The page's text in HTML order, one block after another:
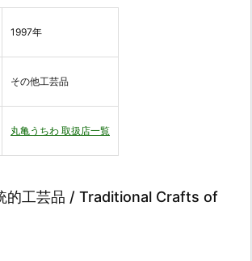
1997年
その他工芸品
丸亀うちわ 取扱店一覧
的工芸品 / Traditional Crafts of